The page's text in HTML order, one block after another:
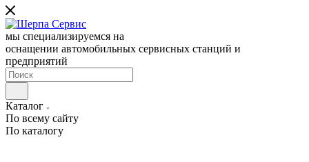
мы специализируемся на
оснащении автомобильных сервисных станций и
предприятий
Каталог
По всему сайту
По каталогу